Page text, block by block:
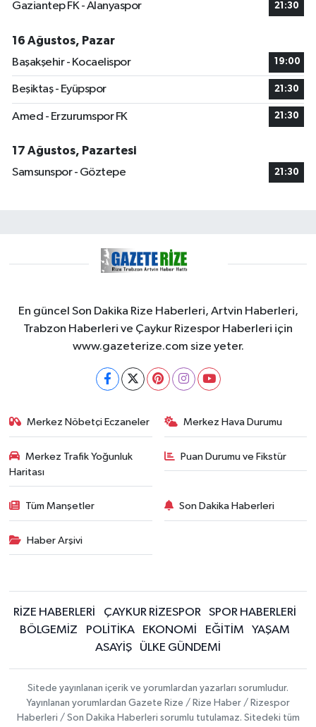
Gaziantep FK - Alanyaspor 21:30
16 Ağustos, Pazar
Başakşehir - Kocaelispor
19:00
Beşiktaş - Eyüpspor 21:30
Amed - Erzurumspor FK 21:30
17 Ağustos, Pazartesi
Samsunspor - Göztepe
21:30
En güncel Son Dakika Rize Haberleri, Artvin Haberleri,
Trabzon Haberleri ve Çaykur Rizespor Haberleri için
www.gazeterize.com size yeter.
Merkez Nöbetçi Eczaneler Merkez Hava Durumu
Merkez Trafik Yoğunluk
Haritası
Puan Durumu ve Fikstür
Tüm Manşetler Son Dakika Haberleri
Haber Arşivi
RİZE HABERLERİ ÇAYKUR RİZESPOR
SPOR HABERLERİ
BÖLGEMİZ
POLİTİKA EKONOMİ EĞİTİM
YAŞAM
ASAYİŞ
ÜLKE GÜNDEMİ
Sitede yayınlanan içerik ve yorumlardan yazarları sorumludur.
Yayınlanan yorumlardan Gazete Rize / Rize Haber / Rizespor
Haberleri / Son Dakika Haberleri sorumlu tutulamaz. Sitedeki tüm